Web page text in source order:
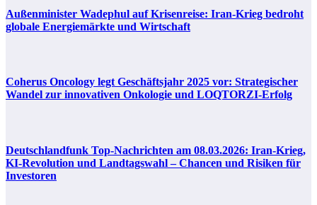
Außenminister Wadephul auf Krisenreise: Iran-Krieg bedroht
globale Energiemärkte und Wirtschaft
Coherus Oncology legt Geschäftsjahr 2025 vor: Strategischer
Wandel zur innovativen Onkologie und LOQTORZI-Erfolg
Deutschlandfunk Top-Nachrichten am 08.03.2026: Iran-Krieg,
KI-Revolution und Landtagswahl – Chancen und Risiken für
Investoren